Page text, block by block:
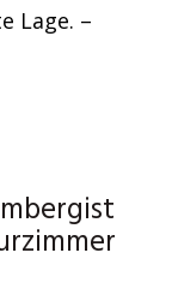
Lage. –